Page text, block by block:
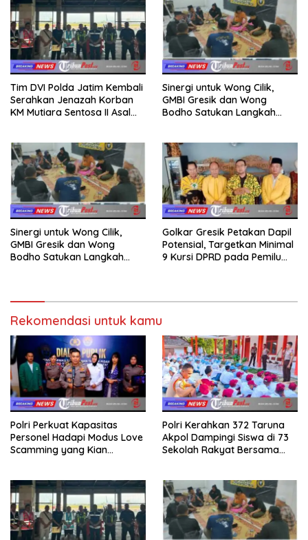
Tim DVI Polda Jatim Kembali
Serahkan Jenazah Korban
KM Mutiara Sentosa II Asal
Sinergi untuk Wong Cilik,
GMBI Gresik dan Wong
Bodho Satukan Langkah
Sinergi untuk Wong Cilik,
GMBI Gresik dan Wong
Bodho Satukan Langkah
Golkar Gresik Petakan Dapil
Potensial, Targetkan Minimal
9 Kursi DPRD pada Pemilu
Rekomendasi untuk kamu
Polri Perkuat Kapasitas
Personel Hadapi Modus Love
Scamming yang Kian
Polri Kerahkan 372 Taruna
Akpol Dampingi Siswa di 73
Sekolah Rakyat Bersama